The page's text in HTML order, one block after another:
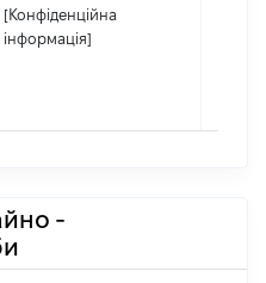
[Конфіденційна
інформація]
-